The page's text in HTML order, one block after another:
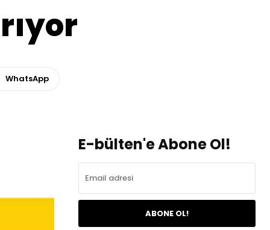
WhatsApp
E-bülten'e Abone Ol!
ABONE OL!